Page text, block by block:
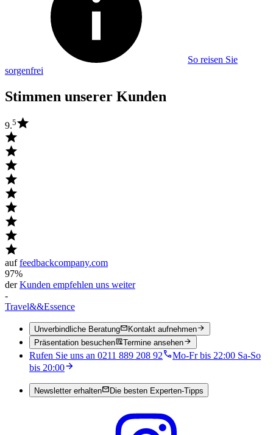
So reisen Sie
sorgenfrei
Stimmen unserer Kunden
9.5
auffeedbackcompany.com
97%
derKunden empfehlen uns weiter
-
Travel&&Essence
Unverbindliche Beratung
Kontakt aufnehmen
Präsentation besuchen
Termine ansehen
Rufen Sie uns an 0211 889 208 92
Mo-Fr bis 22:00 Sa-So
bis 20:00
Newsletter erhalten Die besten Experten-Tipps